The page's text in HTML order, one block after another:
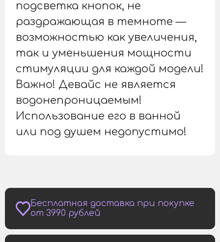
подсветка кнопок, не
раздражающая в темноте —
возможностью как увеличения,
так и уменьшения мощности
стимуляции для каждой модели!
Важно! Девайс не является
водонепроницаемым!
Использование его в ванной
или под душем недопустимо!
Бесплатная доставка при покупке
от 3990 рублей